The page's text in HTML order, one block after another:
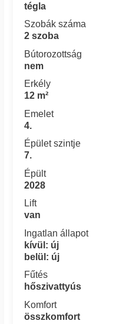
tégla
Szobák száma
2 szoba
Bútorozottság
nem
Erkély
12 m²
Emelet
4.
Épület szintje
7.
Épült
2028
Lift
van
Ingatlan állapot
kívül: új
belül: új
Fűtés
hőszivattyús
Komfort
összkomfort